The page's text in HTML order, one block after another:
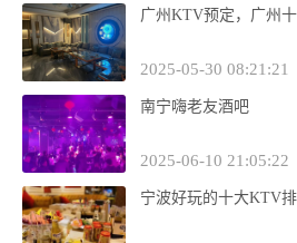
广州KTV预定，广州
2025-05-30 08:21:21
南宁嗨老友酒吧
2025-06-10 21:05:22
宁波好玩的十大KTV